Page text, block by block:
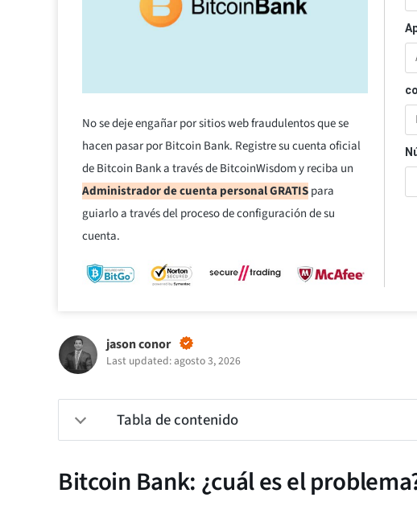
No se deje engañar por sitios web fraudulentos que se
hacen pasar por Bitcoin Bank. Registre su cuenta oficial
de Bitcoin Bank a través de BitcoinWisdom y reciba un
Administrador de cuenta personal GRATISpara
guiarlo a través del proceso de configuración de su
cuenta.
jason conor
Last updated: agosto 3, 2026
Tabla de contenido
Bitcoin Bank: ¿cuál es el